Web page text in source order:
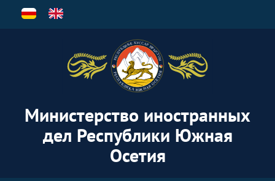
Перейти
Министерство иностранных
дел Республики Южная
Осетия